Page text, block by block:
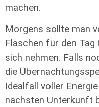
machen.
Morgens sollte man
Flaschen für den
sich nehmen. Falls
die
Idealfall voller
nächsten Unterkunft